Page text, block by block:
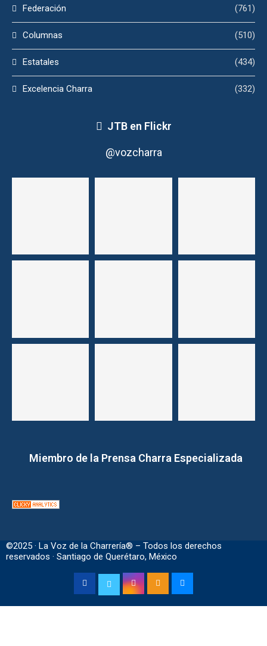
Federación (761)
Columnas (510)
Estatales (434)
Excelencia Charra (332)
JTB en Flickr
@vozcharra
Miembro de la Prensa Charra Especializada
©2025 · La Voz de la Charrería® – Todos los derechos
reservados · Santiago de Querétaro, México